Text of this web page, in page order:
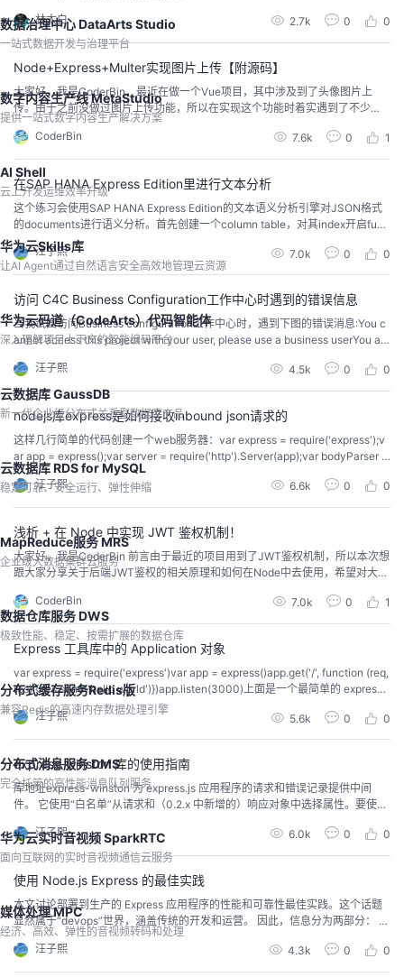
数据治理中心 DataArts Studio
一站式数据开发与治理平台
数字内容生产线 MetaStudio
提供一站式数字内容生产解决方案
AI Shell
云上开发运维效率升级
华为云Skills库
让AI Agent通过自然语言安全高效地管理云资源
华为云码道（CodeArts）代码智能体
深入理解项目上下文的智能编码平台
云数据库 GaussDB
新一代企业级分布式关系型数据库产品
云数据库 RDS for MySQL
稳定可靠、安全运行、弹性伸缩
MapReduce服务 MRS
企业级大数据集群云服务
数据仓库服务 DWS
极致性能、稳定、按需扩展的数据仓库
分布式缓存服务Redis版
兼容Redis的高速内存数据处理引擎
分布式消息服务 DMS
完全托管的高性能消息队列服务
华为云实时音视频 SparkRTC
面向互联网的实时音视频通信云服务
媒体处理 MPC
经济、高效、弹性的音视频转码和处理
林太白 2.7k 0 0
Node+Express+Multer实现图片上传【附源码】
大家好，我是CoderBin，最近在做一个Vue项目，其中涉及到了头像图片上
传。由于之前没做过图片上传功能，所以在实现这个功能时着实遇到了不少
坑。本次打算将实现过程以博文的形式分享给大家。
CoderBin
7.6k 0 1
在SAP HANA Express Edition里进行文本分析
这个练习会使用SAP HANA Express Edition的文本语义分析引擎对JSON格式
的documents进行语义分析。首先创建一个column table，对其index开启fuzz
y text search(模糊搜索)功能。上述描述的操作可以用下面的SQL语句来完成：
create column table food_analysis( name nvarchar(64), des...
汪子熙 7.0k 0 0
访问 C4C Business Configuration工作中心时遇到的错误信息
当我试图访问Business configuration工作中心时，遇到下图的错误消息:You c
annot access this project with your user, please use a business userYou are
汪子熙
4.5k 0 0
nodejs库express是如何接收inbound json请求的
这样几行简单的代码创建一个web服务器：var express = require('express');v
ar app = express();var server = require('http').Server(app);var bodyParser =
require('body-parser');app.use(bodyParser.json({limit: '10mb', ext...
汪子熙
6.6k 0 0
浅析 + 在 Node 中实现 JWT 鉴权机制！
大家好，我是CoderBin 前言由于最近的项目用到了JWT鉴权机制，所以本次想
跟大家分享关于后端JWT鉴权的相关原理和如何在Node中去使用，希望对大家
一、为什么使用JWT一种技术的出现，就是弥补另一种技术的的缺陷。在JWT
出现之前，Session 认证机制需要配合 Cookie 才能实现。由于 Cookie 默认不
支持...
CoderBin 7.0k 0 1
Express 工具库中的 Application 对象
var express = require('express')var app = express()app.get('/', function (req,
res) { res.send('hello world')})app.listen(3000)上面是一个最简单的 express
应用的例子。Application 对象通常表示 Express 应用程序。通过调用express
()... 汪子熙 5.6k 0 0
express-winston 库的使用指南
库地址express-winston 为 express.js 应用程序的请求和错误记录提供中间
件。 它使用“白名单”从请求和（0.2.x 中新增的）响应对象中选择属性。要使用
汪子熙 6.0k 0 0
使用 Node.js Express 的最佳实践
本文讨论部署到生产的 Express 应用程序的性能和可靠性最佳实践。这个话题
显然属于“devops”世界，涵盖传统的开发和运营。 因此，信息分为两部分： 在
您的代码中要做的事情（开发部分）使用 gzip 压缩不要使用同步函数正确记录
正确处理异常 在您的环境/设置中要做的事情（操作部分）将 NODE_ENV 设置
为“生产”确保您的应用自动重启在集群中运行您的应用程序缓存请求结果使用负
汪子熙 4.3k 0 0